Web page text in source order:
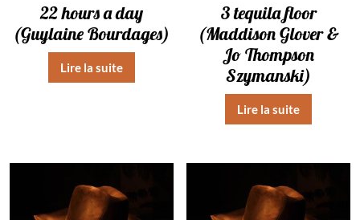
22 hours a day
(Guylaine Bourdages)
Lire la suite
3 tequila floor
(Maddison Glover &
Jo Thompson
Szymanski)
Lire la suite